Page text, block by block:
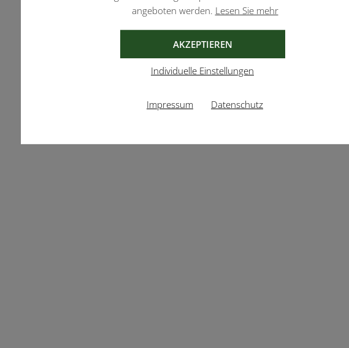
angeboten werden. Lesen Sie mehr
AKZEPTIEREN
Individuelle Einstellungen
Impressum Datenschutz